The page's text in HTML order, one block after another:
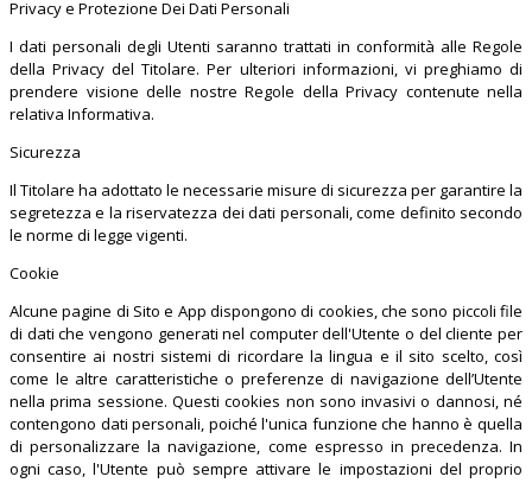
Privacy e Protezione Dei Dati Personali
I dati personali degli Utenti saranno trattati in conformità alle Regole
della Privacy del Titolare. Per ulteriori informazioni, vi preghiamo di
prendere visione delle nostre Regole della Privacy contenute nella
relativa Informativa.
Sicurezza
Il Titolare ha adottato le necessarie misure di sicurezza per garantire la
segretezza e la riservatezza dei dati personali, come definito secondo
le norme di legge vigenti.
Cookie
Alcune pagine di Sito e App dispongono di cookies, che sono piccoli file
di dati che vengono generati nel computer dell'Utente o del cliente per
consentire ai nostri sistemi di ricordare la lingua e il sito scelto, così
come le altre caratteristiche o preferenze di navigazione dell’Utente
nella prima sessione. Questi cookies non sono invasivi o dannosi, né
contengono dati personali, poiché l'unica funzione che hanno è quella
di personalizzare la navigazione, come espresso in precedenza. In
ogni caso, l'Utente può sempre attivare le impostazioni del proprio